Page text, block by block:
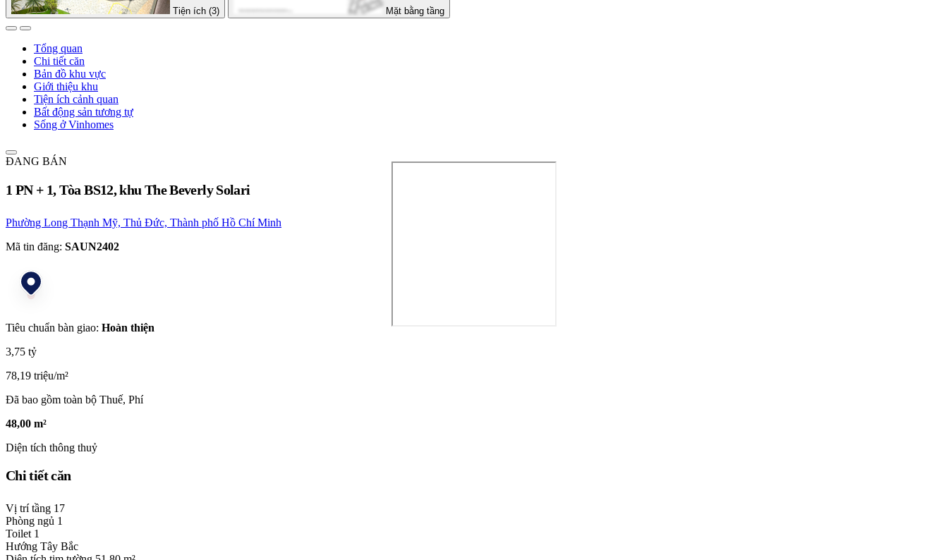
Tiện ích (3) Mặt bằng tầng
Tổng quan
Chi tiết căn
Bản đồ khu vực
Giới thiệu khu
Tiện ích cảnh quan
Bất động sản tương tự
Sống ở Vinhomes
ĐANG BÁN
1 PN + 1, Tòa BS12, khu The Beverly Solari
Phường Long Thạnh Mỹ, Thủ Đức, Thành phố Hồ Chí Minh
Mã tin đăng: SAUN2402
Tiêu chuẩn bàn giao: Hoàn thiện
3,75 tỷ
78,19 triệu/m²
Đã bao gồm toàn bộ Thuế, Phí
48,00 m²
Diện tích thông thuỷ
Chi tiết căn
Vị trí tầng 17
Phòng ngủ 1
Toilet 1
Hướng Tây Bắc